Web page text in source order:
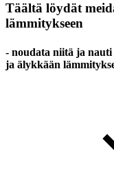
Täältä löydät
lämmitykseen
- noudata niitä ja nauti
ja älykkään